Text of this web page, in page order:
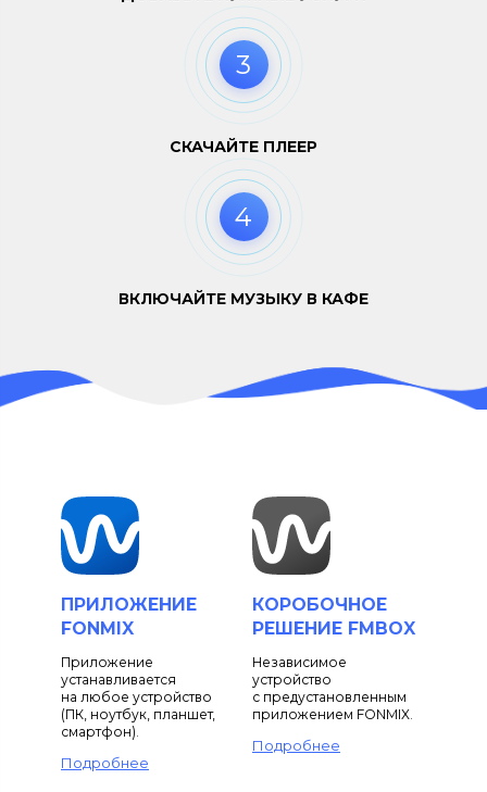
3
СКАЧАЙТЕ ПЛЕЕР
4
ВКЛЮЧАЙТЕ МУЗЫКУ В КАФЕ
ПРИЛОЖЕНИЕ
FONMIX
Приложение
устанавливается
на любое устройство
(ПК, ноутбук, планшет,
смартфон).
Подробнее
КОРОБОЧНОЕ
РЕШЕНИЕ FMBOX
Независимое
устройство
с предустановленным
приложением FONMIX.
Подробнее